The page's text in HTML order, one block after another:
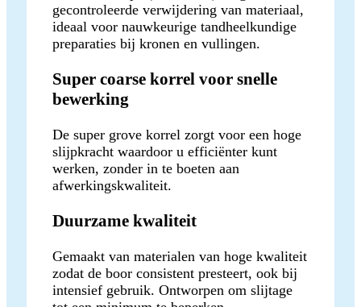
gecontroleerde verwijdering van materiaal,
ideaal voor nauwkeurige tandheelkundige
preparaties bij kronen en vullingen.
Super coarse korrel voor snelle
bewerking
De super grove korrel zorgt voor een hoge
slijpkracht waardoor u efficiënter kunt
werken, zonder in te boeten aan
afwerkingskwaliteit.
Duurzame kwaliteit
Gemaakt van materialen van hoge kwaliteit
zodat de boor consistent presteert, ook bij
intensief gebruik. Ontworpen om slijtage